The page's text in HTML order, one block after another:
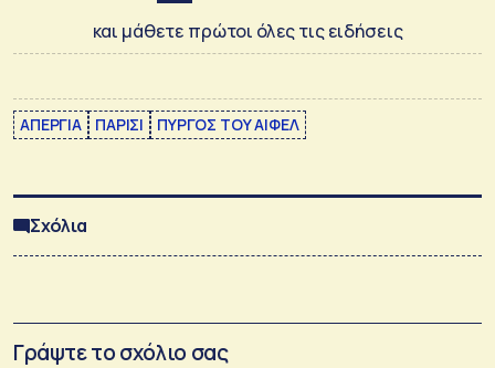
και μάθετε πρώτοι όλες τις ειδήσεις
ΑΠΕΡΓΙΑ ΠΑΡΙΣΙ ΠΥΡΓΟΣ ΤΟΥ ΑΙΦΕΛ
Σχόλια
Γράψτε το σχόλιο σας